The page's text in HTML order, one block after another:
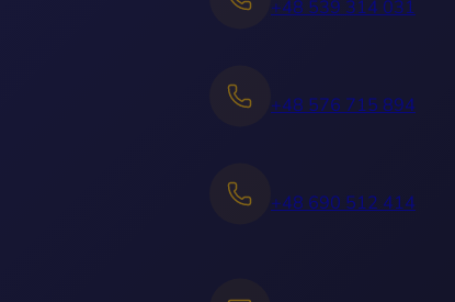
+48 539 314 031
+48 576 715 894
+48 690 512 414